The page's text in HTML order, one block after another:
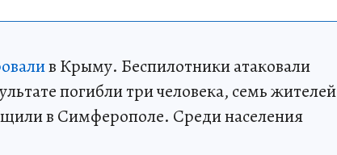
в Крыму. Беспилотники атаковали
погибли три человека, семь жителей
в Симферополе. Среди населения